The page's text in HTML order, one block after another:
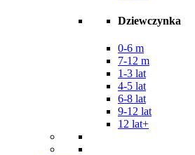
Dziewczynka
0-6 m
7-12 m
1-3 lat
4-5 lat
6-8 lat
9-12 lat
12 lat+